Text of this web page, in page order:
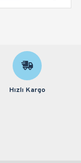
Hızlı Kargo